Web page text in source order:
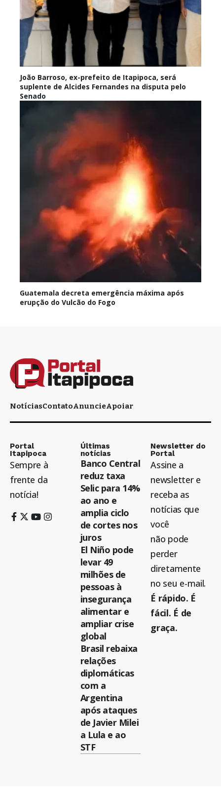
João Barroso, ex-prefeito de Itapipoca, será
suplente de Alcides Fernandes na disputa pelo
Senado
Guatemala decreta emergência máxima após
erupção do Vulcão do Fogo
NotíciasContatoAnuncieApoiar
Portal
Itapipoca
Sempre à
frente da
notícia!
Últimas
notícias
Banco Central
reduz taxa
Selic para 14%
ao ano e
amplia ciclo
de cortes nos
juros
El Niño pode
levar 49
milhões de
pessoas à
insegurança
alimentar e
ampliar crise
global
Brasil rebaixa
relações
diplomáticas
com a
Argentina
após ataques
de Javier Milei
a Lula e ao
STF
Newsletter do
Portal
Assine a
newsletter e
receba as
notícias que
você
não pode
perder
diretamente
no seu e-mail.
É rápido. É
fácil. É de
graça.